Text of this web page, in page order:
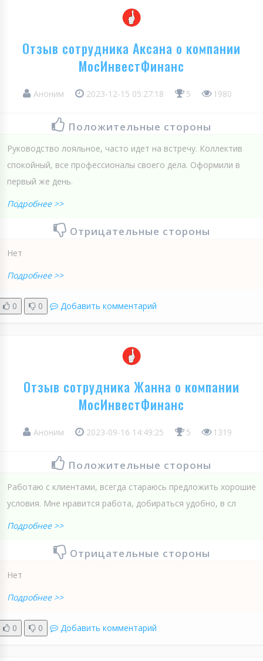
Отзыв сотрудника Аксана о компании
МосИнвестФинанс
Аноним 2023-12-15 05:27:18 5 1980
Положительные стороны
Руководство лояльное, часто идет на встречу. Коллектив
спокойный, все профессионалы своего дела. Оформили в
первый же день.
Подробнее >>
Отрицательные стороны
Нет
Подробнее >>
0 0 Добавить комментарий
Отзыв сотрудника Жанна о компании
МосИнвестФинанс
Аноним 2023-09-16 14:49:25 5 1319
Положительные стороны
Работаю с клиентами, всегда стараюсь предложить хорошие
условия. Мне нравится работа, добираться удобно, в сл
Подробнее >>
Отрицательные стороны
Нет
Подробнее >>
0 0 Добавить комментарий